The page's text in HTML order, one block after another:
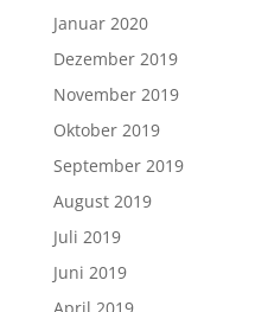
Januar 2020
Dezember 2019
November 2019
Oktober 2019
September 2019
August 2019
Juli 2019
Juni 2019